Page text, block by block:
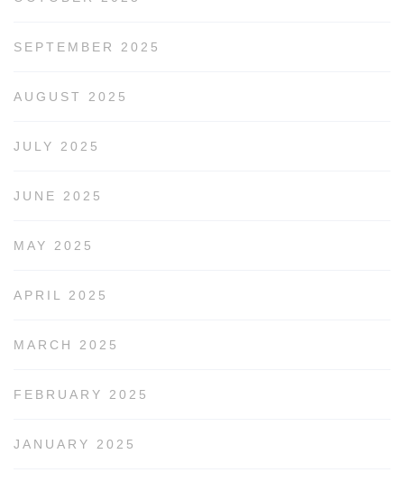
SEPTEMBER 2025
AUGUST 2025
JULY 2025
JUNE 2025
MAY 2025
APRIL 2025
MARCH 2025
FEBRUARY 2025
JANUARY 2025